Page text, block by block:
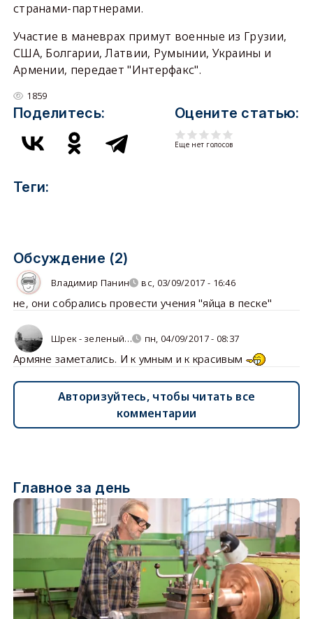
странами-партнерами.
Участие в маневрах примут военные из Грузии,
США, Болгарии, Латвии, Румынии, Украины и
Армении, передает "Интерфакс".
1859
Поделитесь: Оцените статью:
Еще нет голосов
Теги:
Обсуждение (2)
Владимир Панин вс, 03/09/2017 - 16:46
не, они собрались провести учения "яйца в песке"
Шрек - зеленый… пн, 04/09/2017 - 08:37
Армяне заметались. И к умным и к красивым
Авторизуйтесь, чтобы читать все
комментарии
Главное за день